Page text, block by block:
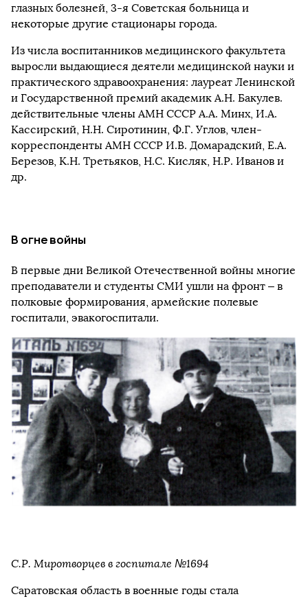
глазных болезней, 3-я Советская больница и
некоторые другие стационары города.
Из числа воспитанников медицинского факультета
выросли выдающиеся деятели медицинской науки и
практического здравоохранения: лауреат Ленинской
и Государственной премий академик А.Н. Бакулев.
действительные члены АМН СССР А.А. Минх, И.А.
Кассирский, Н.Н. Сиротинин, Ф.Г. Углов, член-
корреспонденты АМН СССР И.В. Домарадский, Е.А.
Березов, К.Н. Третьяков, Н.С. Кисляк, Н.Р. Иванов и
др.
В огне войны
В первые дни Великой Отечественной войны многие
преподаватели и студенты СМИ ушли на фронт – в
полковые формирования, армейские полевые
госпитали, эвакогоспитали.
С.Р. Миротворцев в госпитале №1694
Саратовская область в военные годы стала